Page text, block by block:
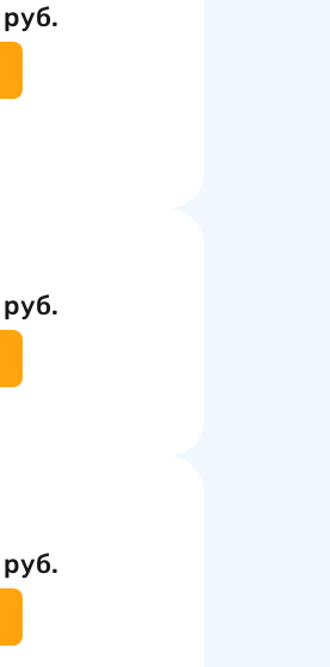
руб.
руб.
руб.